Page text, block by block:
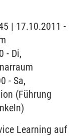
| 17.10.2011 -
- Di,
- Sa,
(Führung
Learning auf